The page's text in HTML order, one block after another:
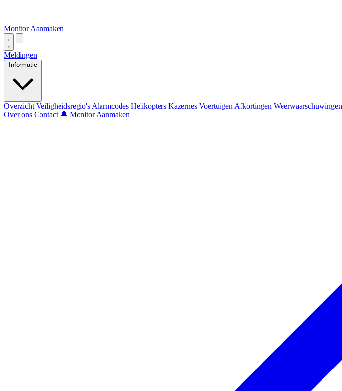
Monitor Aanmaken
Meldingen
Informatie
Overzicht Veiligheidsregio's Alarmcodes Helikopters Kazernes Voertuigen Afkortingen Weerwaarschuwingen
Over ons Contact 🔔 Monitor Aanmaken